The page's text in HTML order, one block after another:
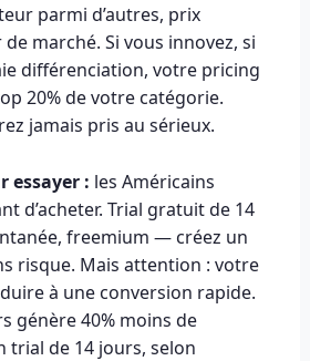
parmi d’autres, prix
marché. Si vous innovez, si
différenciation, votre pricing
20% de votre catégorie.
jamais pris au sérieux.
essayer : les Américains
d’acheter. Trial gratuit de 14
freemium — créez un
risque. Mais attention : votre
à une conversion rapide.
génère 40% moins de
trial de 14 jours, selon